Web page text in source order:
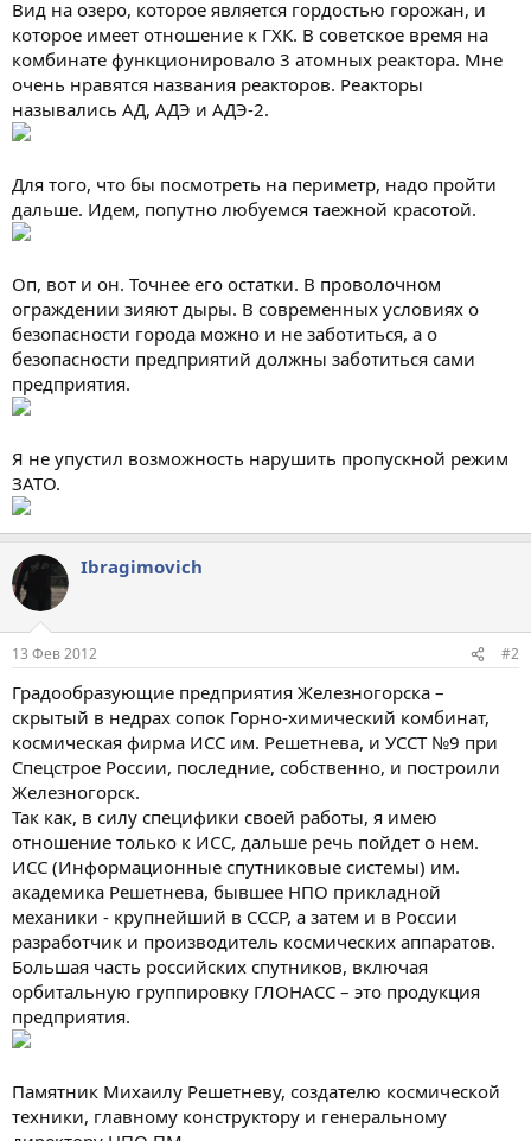
Вид на озеро, которое является гордостью горожан, и
которое имеет отношение к ГХК. В советское время на
комбинате функционировало 3 атомных реактора. Мне
очень нравятся названия реакторов. Реакторы
назывались АД, АДЭ и АДЭ-2.
Для того, что бы посмотреть на периметр, надо пройти
дальше. Идем, попутно любуемся таежной красотой.
Оп, вот и он. Точнее его остатки. В проволочном
ограждении зияют дыры. В современных условиях о
безопасности города можно и не заботиться, а о
безопасности предприятий должны заботиться сами
предприятия.
Я не упустил возможность нарушить пропускной режим
ЗАТО.
Ibragimovich
13 Фев 2012 #2
Градообразующие предприятия Железногорска –
скрытый в недрах сопок Горно-химический комбинат,
космическая фирма ИСС им. Решетнева, и УССТ №9 при
Спецстрое России, последние, собственно, и построили
Железногорск.
Так как, в силу специфики своей работы, я имею
отношение только к ИСС, дальше речь пойдет о нем.
ИСС (Информационные спутниковые системы) им.
академика Решетнева, бывшее НПО прикладной
механики - крупнейший в СССР, а затем и в России
разработчик и производитель космических аппаратов.
Большая часть российских спутников, включая
орбитальную группировку ГЛОНАСС – это продукция
предприятия.
Памятник Михаилу Решетневу, создателю космической
техники, главному конструктору и генеральному